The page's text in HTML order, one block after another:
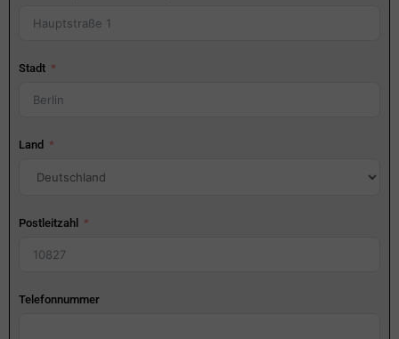
Stadt
Land
Postleitzahl
Telefonnummer